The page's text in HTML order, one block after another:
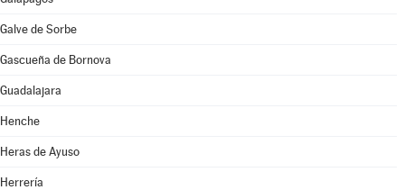
Galve de Sorbe
Gascueña de Bornova
Guadalajara
Henche
Heras de Ayuso
Herrería